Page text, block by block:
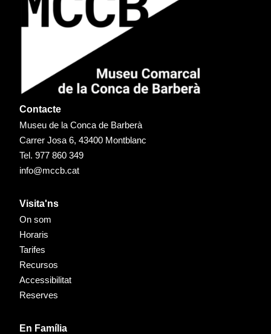
Contacte
Museu de la Conca de Barberà
Carrer Josa 6, 43400 Montblanc
Tel.977 860 349
info@mccb.cat
Visita'ns
On som
Horaris
Tarifes
Recursos
Accessibilitat
Reserves
En Família